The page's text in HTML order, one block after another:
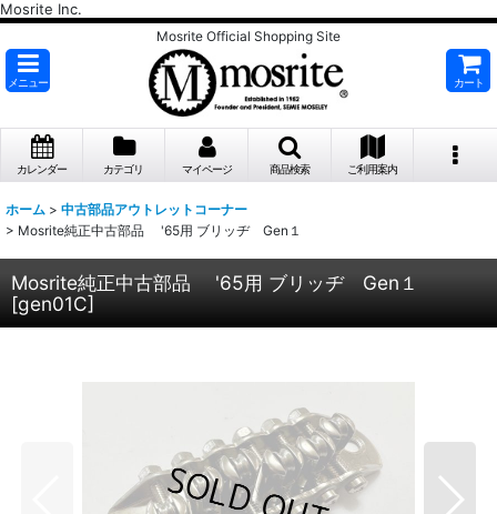
Mosrite Inc.
Mosrite Official Shopping Site
メニュー カート
カレンダー カテゴリ マイページ 商品検索 ご利用案内
ホーム > 中古部品アウトレットコーナー
> Mosrite純正中古部品 '65用 ブリッヂ Gen１
Mosrite純正中古部品 '65用 ブリッヂ Gen１
[gen01C]